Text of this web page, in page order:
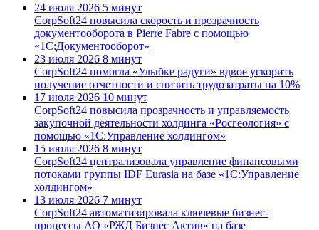
24 июля 2026 5 минут
CorpSoft24 повысила скорость и прозрачность
документооборота в Pierre Fabre с помощью
«1С:Документооборот»
23 июля 2026 8 минут
CorpSoft24 помогла «Улыбке радуги» вдвое ускорить
получение отчетности и снизить трудозатраты на 10%
17 июля 2026 10 минут
CorpSoft24 повысила прозрачность и управляемость
закупочной деятельности холдинга «Росгеология» с
помощью «1С:Управление холдингом»
15 июля 2026 8 минут
CorpSoft24 централизовала управление финансовыми
потоками группы IDF Eurasia на базе «1С:Управление
холдингом»
13 июля 2026 7 минут
CorpSoft24 автоматизировала ключевые бизнес-
процессы АО «РЖД Бизнес Актив» на базе